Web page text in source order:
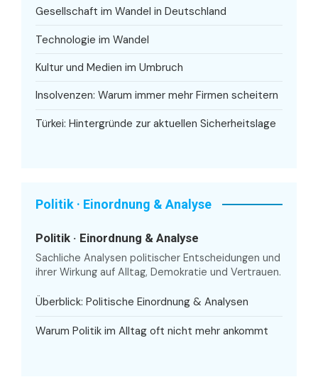
Gesellschaft im Wandel in Deutschland
Technologie im Wandel
Kultur und Medien im Umbruch
Insolvenzen: Warum immer mehr Firmen scheitern
Türkei: Hintergründe zur aktuellen Sicherheitslage
Politik · Einordnung & Analyse
Politik · Einordnung & Analyse
Sachliche Analysen politischer Entscheidungen und
ihrer Wirkung auf Alltag, Demokratie und Vertrauen.
Überblick: Politische Einordnung & Analysen
Warum Politik im Alltag oft nicht mehr ankommt